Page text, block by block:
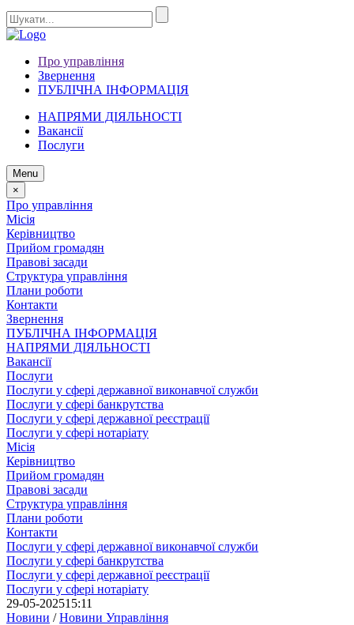
Про управління
Звернення
ПУБЛІЧНА ІНФОРМАЦІЯ
НАПРЯМИ ДІЯЛЬНОСТІ
Вакансії
Послуги
Menu
×
Про управління
Місія
Керівництво
Прийом громадян
Правові засади
Структура управління
Плани роботи
Контакти
Звернення
ПУБЛІЧНА ІНФОРМАЦІЯ
НАПРЯМИ ДІЯЛЬНОСТІ
Вакансії
Послуги
Послуги у сфері державної виконавчої служби
Послуги у сфері банкрутства
Послуги у сфері державної реєстрації
Послуги у сфері нотаріату
Місія
Керівництво
Прийом громадян
Правові засади
Структура управління
Плани роботи
Контакти
Послуги у сфері державної виконавчої служби
Послуги у сфері банкрутства
Послуги у сфері державної реєстрації
Послуги у сфері нотаріату
29-05-202515:11
Новини /Новини Управління